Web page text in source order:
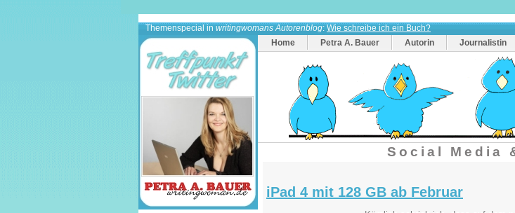
Themenspecial in writingwomans Autorenblog: Wie schreibe ich ein Buch?
Home
Petra A. Bauer Autorin Journalistin
Social Media
iPad 4 mit 128 GB ab Februar